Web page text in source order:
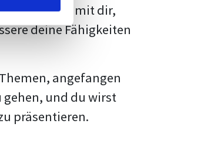
und Tricks
mit dir,
deine Fähigkeiten
angefangen
gehen, und du wirst
präsentieren.